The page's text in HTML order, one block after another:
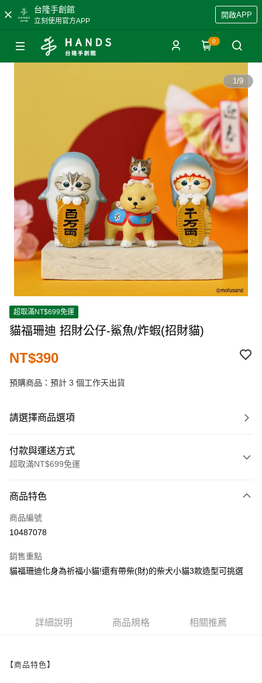
台隆手創館
立刻使用官方APP
開啟APP
0
1/9
超取滿NT$699免運
貓福珊迪 招財公仔-鯊魚/炸蝦(招財貓)
NT$390
預購商品：預計 3 個工作天出貨
請選擇商品選項
付款與運送方式
超取滿NT$699免運
信用卡一次付款
超商取貨付款
街口支付
【關於「AFTEE先享後付」】
AFTEE先享後付是「在收到商品之後才付款」的支付方式。 讓您購物簡單
ATM付款
商品特色
商品編號
10487078
銷售重點
貓福珊迪化身為祈福小貓!還有帶柴(財)的柴犬小貓3款造型可挑選
詳細說明 商品規格 相關推薦
【商品特色】